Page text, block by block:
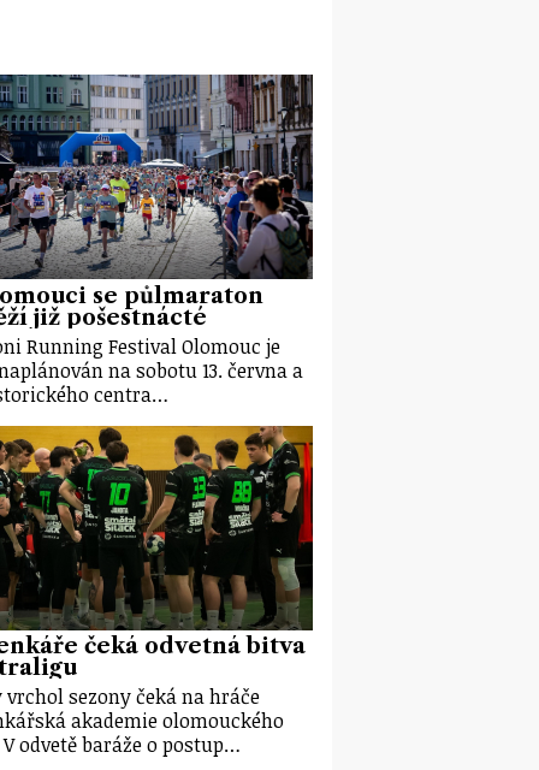
se půlmaraton
již pošestnácté
Running Festival Olomouc je
na sobotu 13. června a
centra…
čeká odvetná bitva
vrchol sezony čeká na hráče
akademie olomouckého
odvetě baráže o postup…